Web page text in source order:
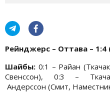
Рейнджерс – Оттава – 1:4
Шайбы: 0:1 – Райан
Свенссон), 0:3 –
Андерссон (Смит,